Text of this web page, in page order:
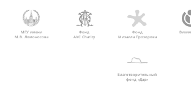
МГУ имени
М.В. Ломоносова
Фонд
AVC Charity
Фонд
Михаила Прохорова
Благотворительный
фонд «Дар»